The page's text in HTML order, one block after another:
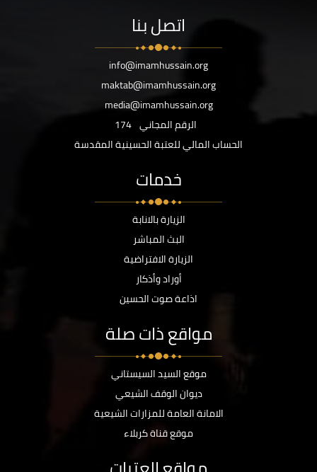
اتصل بنا
info@imamhussain.org
maktab@imamhussain.org
media@imamhussain.org
الرقم المجاني 174
الحساب المالي للعتبة الحسينية المقدسة
خدمات
الزيارة بالانابة
البث المباشر
الزيارة الافتراضية
أوراد وأذكار
اذاعة صوت الحسين
مواقع ذات صلة
موقع السيد السيستاني
ديوان الوقف الشيعي
الامانة العامة للمزارات الشيعية
موقع قناة كربلاء